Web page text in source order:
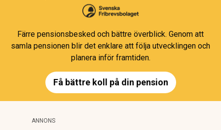
Färre pensionsbesked och bättre överblick. Genom att
samla pensionen blir det enklare att följa utvecklingen och
planera inför framtiden.
Få bättre koll på din pension
ANNONS